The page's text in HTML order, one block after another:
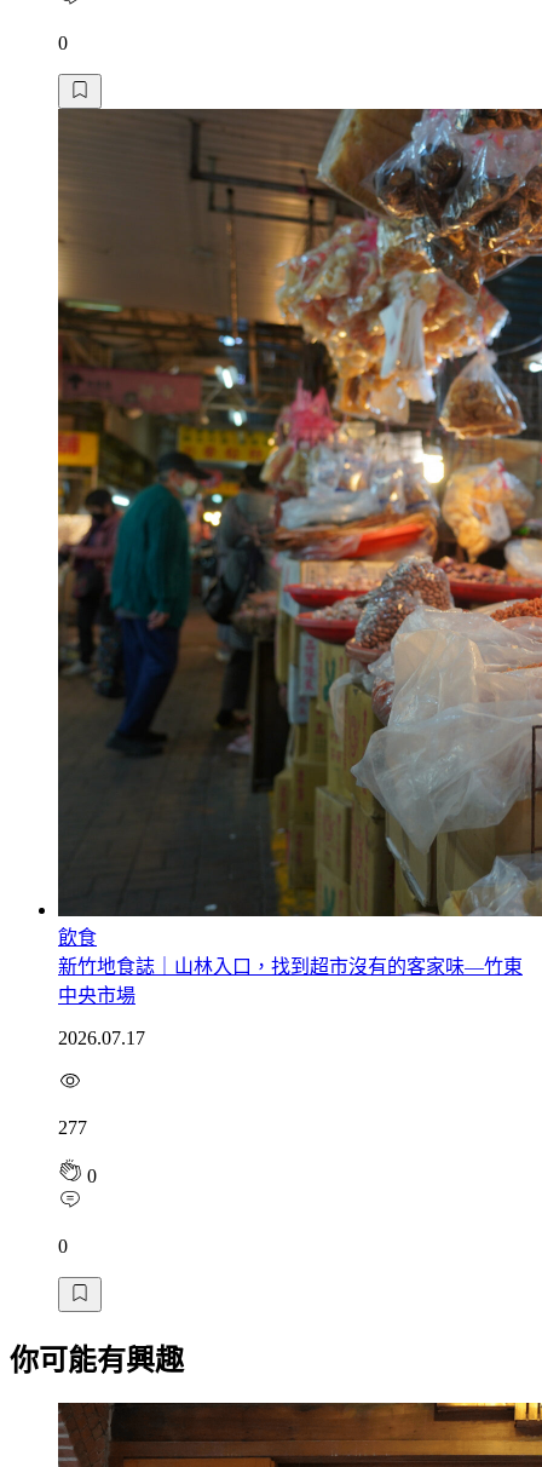
0
飲食
新竹地食誌｜山林入口，找到超市沒有的客家味—竹東
中央市場
2026.07.17
277
0
0
你可能有興趣